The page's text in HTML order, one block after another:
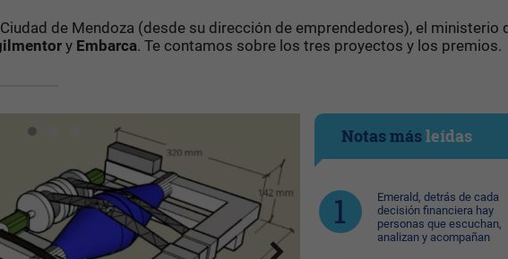
de Mendoza (desde su dirección de emprendedores), el ministerio
y Embarca. Te contamos sobre los tres proyectos y los premios.
Notas másleídas
Emerald, detrás de cada
decisión financiera hay
personas que escuchan,
analizan y acompañan